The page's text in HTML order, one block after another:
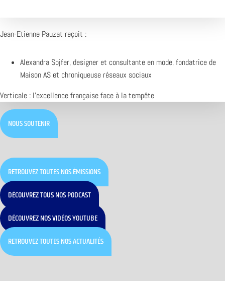
Jean-Etienne Pauzat reçoit :
Alexandra Sojfer, designer et consultante en mode, fondatrice de
Maison AS et chroniqueuse réseaux sociaux
Verticale : l’excellence française face à la tempête
NOUS SOUTENIR
RETROUVEZ TOUTES NOS ÉMISSIONS
DÉCOUVREZ TOUS NOS PODCAST
DÉCOUVREZ NOS VIDÉOS YOUTUBE
RETROUVEZ TOUTES NOS ACTUALITÉS